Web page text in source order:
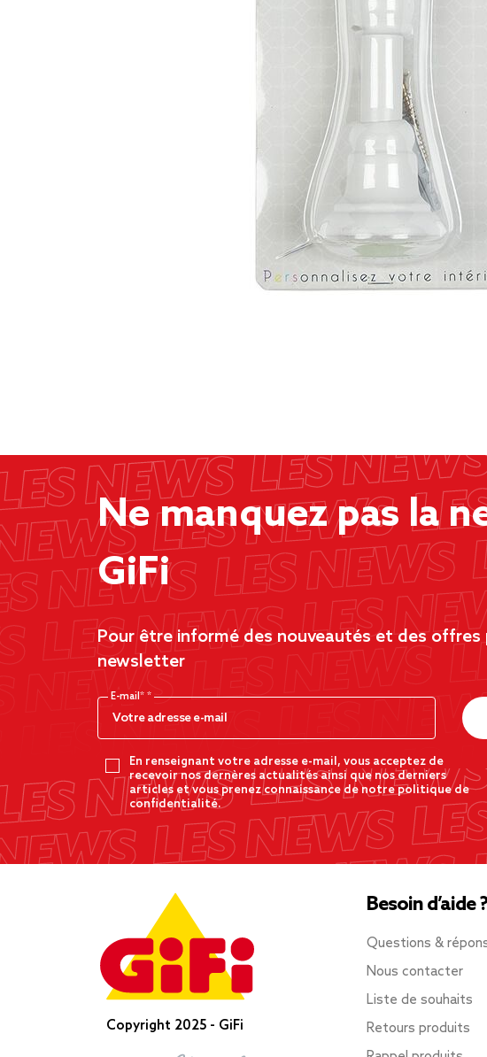
Ne manquez pas la
GiFi
Pour être informé des nouveautés et des offres
newsletter
E-mail*
En renseignant votre adresse e-mail, vous acceptez de
recevoir nos dernères actualités ainsi que nos derniers
articles et vous prenez connaissance de notre politique de
confidentialité.
Copyright 2025 - GiFi
Besoin d’aide
Questions &
Nous contacter
Liste de souhaits
Retours produits